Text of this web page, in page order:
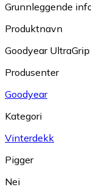
Grunnleggende
Produktnavn
Goodyear
Produsenter
Goodyear
Kategori
Vinterdekk
Pigger
Nei